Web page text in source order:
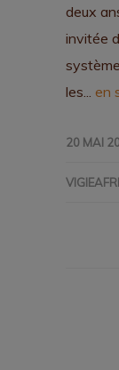
deux
invitée
les... en
20 MAI